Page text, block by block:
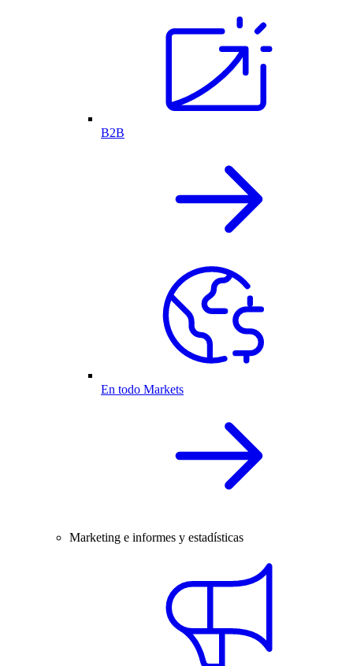
B2B
En todo Markets
Marketing e informes y estadísticas